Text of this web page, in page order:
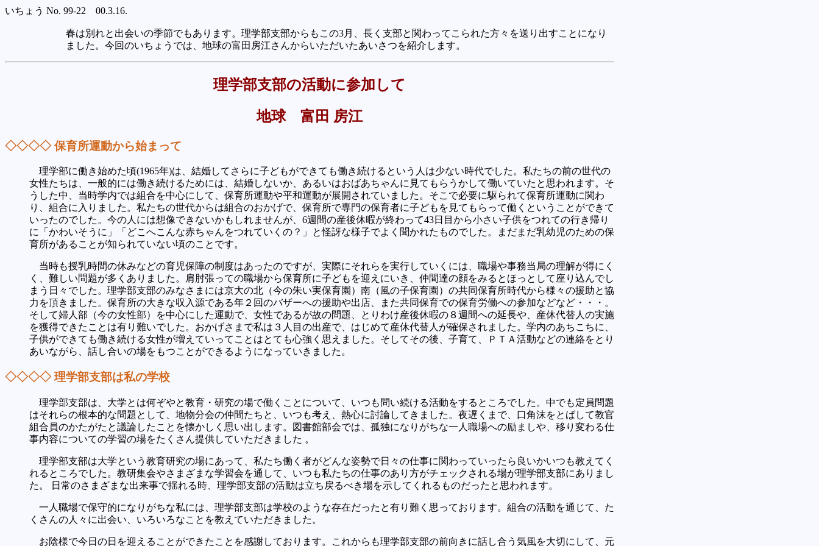
いちょう No. 99-22 00.3.16.
春は別れと出会いの季節でもあります。理学部支部からもこの3月、長く支部と関わってこられた方々を送り出すことになり
ました。今回のいちょうでは、地球の富田房江さんからいただいたあいさつを紹介します。
理学部支部の活動に参加して
地球 富田 房江
◇◇◇◇ 保育所運動から始まって
理学部に働き始めた頃(1965年)は、結婚してさらに子どもができても働き続けるという人は少ない時代でした。私たちの前の世代の
女性たちは、一般的には働き続けるためには、結婚しないか、あるいはおばあちゃんに見てもらうかして働いていたと思われます。そ
うした中、当時学内では組合を中心にして、保育所運動や平和運動が展開されていました。そこで必要に駆られて保育所運動に関わ
り、組合に入りました。私たちの世代からは組合のおかげで、保育所で専門の保育者に子どもを見てもらって働くということができて
いったのでした。今の人には想像できないかもしれませんが、6週間の産後休暇が終わって43日目から小さい子供をつれての行き帰り
に「かわいそうに」「どこへこんな赤ちゃんをつれていくの？」と怪訝な様子でよく聞かれたものでした。まだまだ乳幼児のための保
育所があることが知られていない頃のことです。
当時も授乳時間の休みなどの育児保障の制度はあったのですが、実際にそれらを実行していくには、職場や事務当局の理解が得にく
く、難しい問題が多くありました。肩肘張っての職場から保育所に子どもを迎えにいき、仲間達の顔をみるとほっとして座り込んでし
まう日々でした。理学部支部のみなさまには京大の北（今の朱い実保育園）南（風の子保育園）の共同保育所時代から様々の援助と協
力を頂きました。保育所の大きな収入源である年２回のバザーへの援助や出店、また共同保育での保育労働への参加などなど・・・。
そして婦人部（今の女性部）を中心にした運動で、女性であるが故の問題、とりわけ産後休暇の８週間への延長や、産休代替人の実施
を獲得できたことは有り難いでした。おかげさまで私は３人目の出産で、はじめて産休代替人が確保されました。学内のあちこちに、
子供ができても働き続ける女性が増えていってことはとても心強く思えました。そしてその後、子育て、ＰＴＡ活動などの連絡をとり
あいながら、話し合いの場をもつことができるようになっていきました。
◇◇◇◇ 理学部支部は私の学校
理学部支部は、大学とは何ぞやと教育・研究の場で働くことについて、いつも問い続ける活動をするところでした。中でも定員問題
はそれらの根本的な問題として、地物分会の仲間たちと、いつも考え、熱心に討論してきました。夜遅くまで、口角沫をとばして教官
組合員のかたがたと議論したことを懐かしく思い出します。図書館部会では、孤独になりがちな一人職場への励ましや、移り変わる仕
事内容についての学習の場をたくさん提供していただきました 。
理学部支部は大学という教育研究の場にあって、私たち働く者がどんな姿勢で日々の仕事に関わっていったら良いかいつも教えてく
れるところでした。教研集会やさまざまな学習会を通して、いつも私たちの仕事のあり方がチェックされる場が理学部支部にありまし
た。 日常のさまざまな出来事で揺れる時、理学部支部の活動は立ち戻るべき場を示してくれるものだったと思われます。
一人職場で保守的になりがちな私には、理学部支部は学校のような存在だったと有り難く思っております。組合の活動を通じて、た
くさんの人々に出会い、いろいろなことを教えていただきました。
お陰様で今日の日を迎えることができたことを感謝しております。これからも理学部支部の前向きに話し合う気風を大切にして、元